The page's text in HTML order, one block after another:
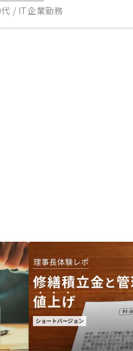
/ IT企業勤務